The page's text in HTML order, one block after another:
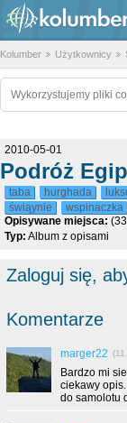
Kolumber Użytkownicy
Wykorzystujemy pliki
2010-05-01
Podróż
taba hurghada
świąynie
wspinaczka
Opisywane miejsca:
Typ: Album z opisami
Zaloguj się,
Komentarze
marger22
Bardzo mi
ciekawy
do samolotu